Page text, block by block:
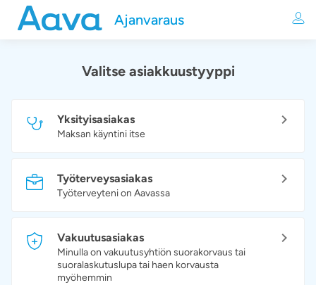
Ajanvaraus
Valitse asiakkuustyyppi
Yksityisasiakas
Maksan käyntini itse
Työterveysasiakas
Työterveyteni on Aavassa
Vakuutusasiakas
Minulla on vakuutusyhtiön suorakorvaus tai
suoralaskutuslupa tai haen korvausta
myöhemmin